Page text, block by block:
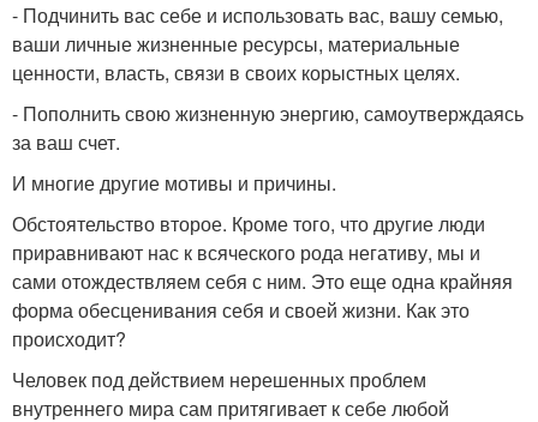
- Подчинить вас себе и использовать вас, вашу семью,
ваши личные жизненные ресурсы, материальные
ценности, власть, связи в своих корыстных целях.
- Пополнить свою жизненную энергию, самоутверждаясь
за ваш счет.
И многие другие мотивы и причины.
Обстоятельство второе. Кроме того, что другие люди
приравнивают нас к всяческого рода негативу, мы и
сами отождествляем себя с ним. Это еще одна крайняя
форма обесценивания себя и своей жизни. Как это
происходит?
Человек под действием нерешенных проблем
внутреннего мира сам притягивает к себе любой